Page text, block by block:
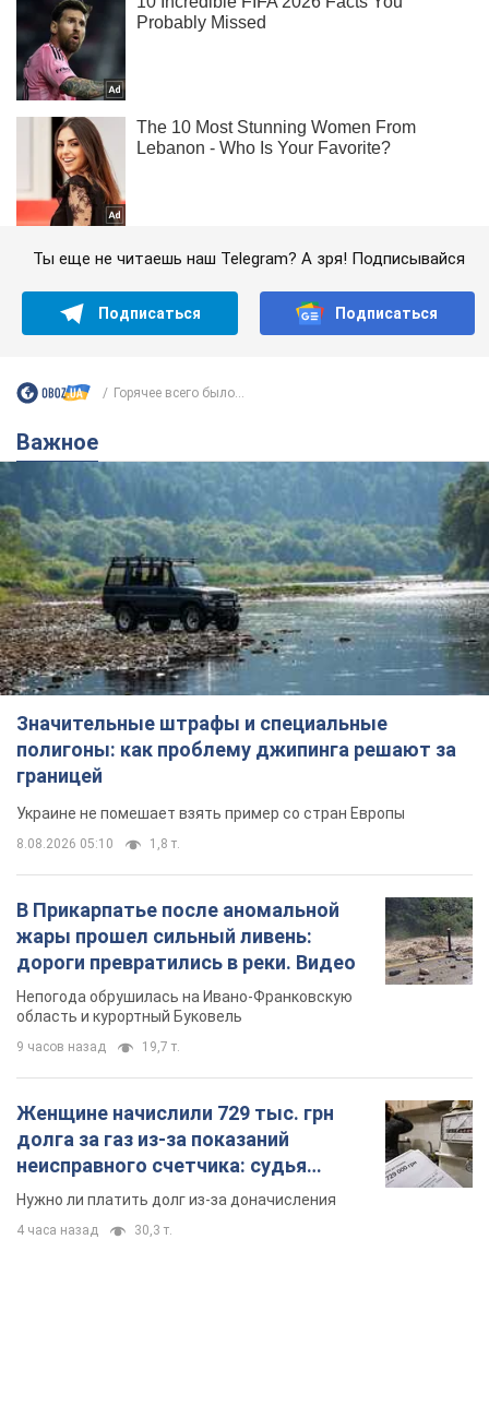
Ты еще не читаешь наш Telegram? А зря! Подписывайся
Подписаться Подписаться
Горячее всего было...
Важное
Значительные штрафы и специальные
полигоны: как проблему джипинга решают за
границей
Украине не помешает взять пример со стран Европы
8.08.2026 05:10 1,8 т.
В Прикарпатье после аномальной
жары прошел сильный ливень:
дороги превратились в реки. Видео
Непогода обрушилась на Ивано-Франковскую
область и курортный Буковель
9 часов назад 19,7 т.
Женщине начислили 729 тыс. грн
долга за газ из-за показаний
неисправного счетчика: судья
вынес неожиданное решение
Нужно ли платить долг из-за доначисления
4 часа назад 30,3 т.